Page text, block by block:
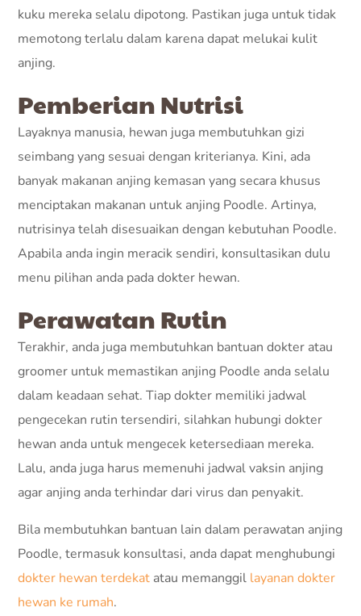
kuku mereka selalu dipotong. Pastikan juga untuk tidak
memotong terlalu dalam karena dapat melukai kulit
anjing.
Pemberian Nutrisi
Layaknya manusia, hewan juga membutuhkan gizi
seimbang yang sesuai dengan kriterianya. Kini, ada
banyak makanan anjing kemasan yang secara khusus
menciptakan makanan untuk anjing Poodle. Artinya,
nutrisinya telah disesuaikan dengan kebutuhan Poodle.
Apabila anda ingin meracik sendiri, konsultasikan dulu
menu pilihan anda pada dokter hewan.
Perawatan Rutin
Terakhir, anda juga membutuhkan bantuan dokter atau
groomer untuk memastikan anjing Poodle anda selalu
dalam keadaan sehat. Tiap dokter memiliki jadwal
pengecekan rutin tersendiri, silahkan hubungi dokter
hewan anda untuk mengecek ketersediaan mereka.
Lalu, anda juga harus memenuhi jadwal vaksin anjing
agar anjing anda terhindar dari virus dan penyakit.
Bila membutuhkan bantuan lain dalam perawatan anjing
Poodle, termasuk konsultasi, anda dapat menghubungi
dokter hewan terdekat atau memanggil layanan dokter
hewan ke rumah.